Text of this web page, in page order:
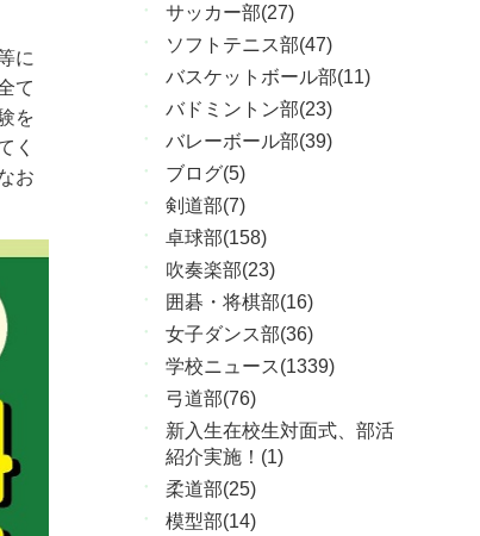
に
て
を
く
お
サッカー部(27)
ソフトテニス部(47)
バスケットボール部(11)
バドミントン部(23)
バレーボール部(39)
ブログ(5)
剣道部(7)
卓球部(158)
吹奏楽部(23)
囲碁・将棋部(16)
女子ダンス部(36)
学校ニュース(1339)
弓道部(76)
新入生在校生対面式、部活
紹介実施！(1)
柔道部(25)
模型部(14)